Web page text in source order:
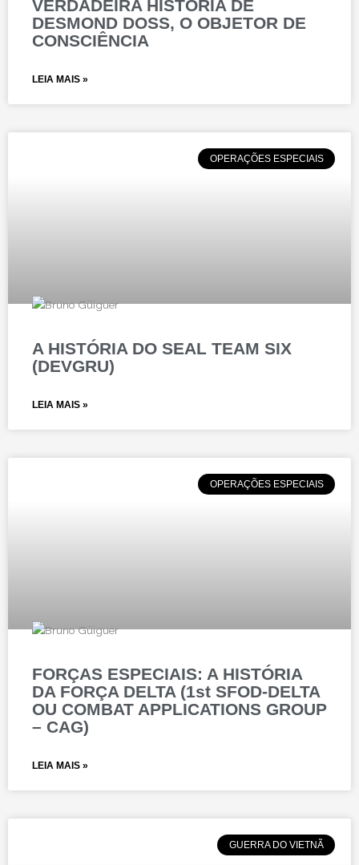
VERDADEIRA HISTÓRIA DE
DESMOND DOSS, O OBJETOR DE
CONSCIÊNCIA
LEIA MAIS »
OPERAÇÕES ESPECIAIS
A HISTÓRIA DO SEAL TEAM SIX
(DEVGRU)
LEIA MAIS »
OPERAÇÕES ESPECIAIS
FORÇAS ESPECIAIS: A HISTÓRIA
DA FORÇA DELTA (1st SFOD-DELTA
OU COMBAT APPLICATIONS GROUP
– CAG)
LEIA MAIS »
GUERRA DO VIETNÃ